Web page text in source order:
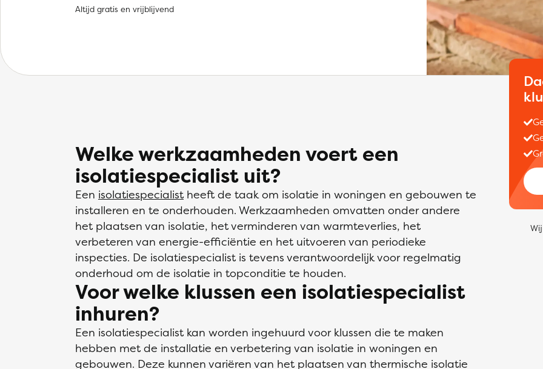
Altijd gratis en vrijblijvend
Welke werkzaamheden voert een
isolatiespecialist uit?
Een isolatiespecialist heeft de taak om isolatie in woningen en gebouwen te
installeren en te onderhouden. Werkzaamheden omvatten onder andere
het plaatsen van isolatie, het verminderen van warmteverlies, het
verbeteren van energie-efficiëntie en het uitvoeren van periodieke
inspecties. De isolatiespecialist is tevens verantwoordelijk voor regelmatig
onderhoud om de isolatie in topconditie te houden.
Voor welke klussen een isolatiespecialist
inhuren?
Een isolatiespecialist kan worden ingehuurd voor klussen die te maken
hebben met de installatie en verbetering van isolatie in woningen en
gebouwen. Deze kunnen variëren van het plaatsen van thermische isolatie